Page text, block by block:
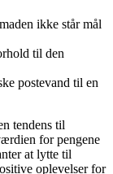
ikke står mål
til den
postevand til en
tendens til
for pengene
at lytte til
oplevelser for